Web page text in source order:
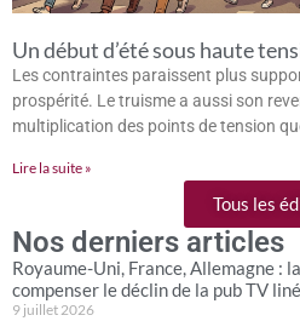
Un début d’été sous haute
Les contraintes paraissent plus
prospérité. Le truisme a aussi son
multiplication des points de tension
Lire la suite »
Tous les
Nos derniers articles
Royaume-Uni, France, Allemagne :
compenser le déclin de la pub TV
9 juillet 2026